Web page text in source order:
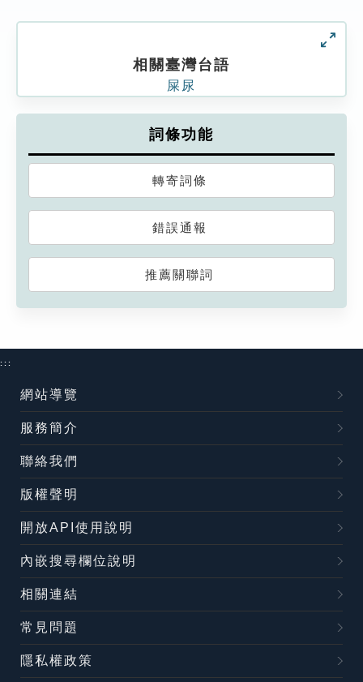
相關臺灣台語
屎尿
詞條功能
轉寄詞條
錯誤通報
推薦關聯詞
:::
網站導覽
服務簡介
聯絡我們
版權聲明
開放API使用說明
內嵌搜尋欄位說明
相關連結
常見問題
隱私權政策